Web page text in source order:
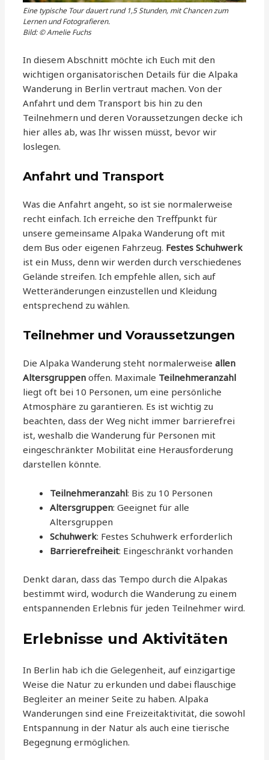
Eine typische Tour dauert rund 1,5 Stunden, mit Chancen zum
Lernen und Fotografieren.
Bild: © Amelie Fuchs
In diesem Abschnitt möchte ich Euch mit den
wichtigen organisatorischen Details für die Alpaka
Wanderung in Berlin vertraut machen. Von der
Anfahrt und dem Transport bis hin zu den
Teilnehmern und deren Voraussetzungen decke ich
hier alles ab, was Ihr wissen müsst, bevor wir
loslegen.
Anfahrt und Transport
Was die Anfahrt angeht, so ist sie normalerweise
recht einfach. Ich erreiche den Treffpunkt für
unsere gemeinsame Alpaka Wanderung oft mit
dem Bus oder eigenen Fahrzeug. Festes Schuhwerk
ist ein Muss, denn wir werden durch verschiedenes
Gelände streifen. Ich empfehle allen, sich auf
Wetteränderungen einzustellen und Kleidung
entsprechend zu wählen.
Teilnehmer und Voraussetzungen
Die Alpaka Wanderung steht normalerweiseallen
Altersgruppen offen. Maximale Teilnehmeranzahl
liegt oft bei 10 Personen, um eine persönliche
Atmosphäre zu garantieren. Es ist wichtig zu
beachten, dass der Weg nicht immer barrierefrei
ist, weshalb die Wanderung für Personen mit
eingeschränkter Mobilität eine Herausforderung
darstellen könnte.
Teilnehmeranzahl: Bis zu 10 Personen
Altersgruppen: Geeignet für alle
Altersgruppen
Schuhwerk: Festes Schuhwerk erforderlich
Barrierefreiheit: Eingeschränkt vorhanden
Denkt daran, dass das Tempo durch die Alpakas
bestimmt wird, wodurch die Wanderung zu einem
entspannenden Erlebnis für jeden Teilnehmer wird.
Erlebnisse und Aktivitäten
In Berlin hab ich die Gelegenheit, auf einzigartige
Weise die Natur zu erkunden und dabei flauschige
Begleiter an meiner Seite zu haben. Alpaka
Wanderungen sind eine Freizeitaktivität, die sowohl
Entspannung in der Natur als auch eine tierische
Begegnung ermöglichen.